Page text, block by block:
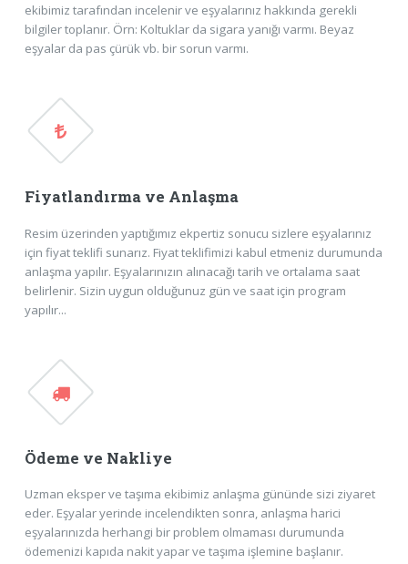
ekibimiz tarafından incelenir ve eşyalarınız hakkında gerekli
bilgiler toplanır. Örn: Koltuklar da sigara yanığı varmı. Beyaz
eşyalar da pas çürük vb. bir sorun varmı.
Fiyatlandırma ve Anlaşma
Resim üzerinden yaptığımız ekpertiz sonucu sizlere eşyalarınız
için fiyat teklifi sunarız. Fiyat teklifimizi kabul etmeniz durumunda
anlaşma yapılır. Eşyalarınızın alınacağı tarih ve ortalama saat
belirlenir. Sizin uygun olduğunuz gün ve saat için program
yapılır...
Ödeme ve Nakliye
Uzman eksper ve taşıma ekibimiz anlaşma gününde sizi ziyaret
eder. Eşyalar yerinde incelendikten sonra, anlaşma harici
eşyalarınızda herhangi bir problem olmaması durumunda
ödemenizi kapıda nakit yapar ve taşıma işlemine başlanır.